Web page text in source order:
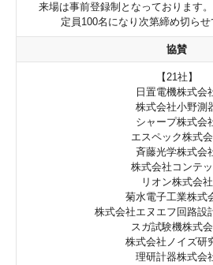
来場は事前登録制となっております
定員100名になり次第締め切らせ
協賛
【21社】
日置電機株式会
株式会社小野測
シャープ株式会
エスペック株式
斉藤光学株式会
株式会社コンテ
リオン株式会社
菊水電子工業株式
株式会社エヌエフ回路設
スガ試験機株式
株式会社ノイズ研
理研計器株式会